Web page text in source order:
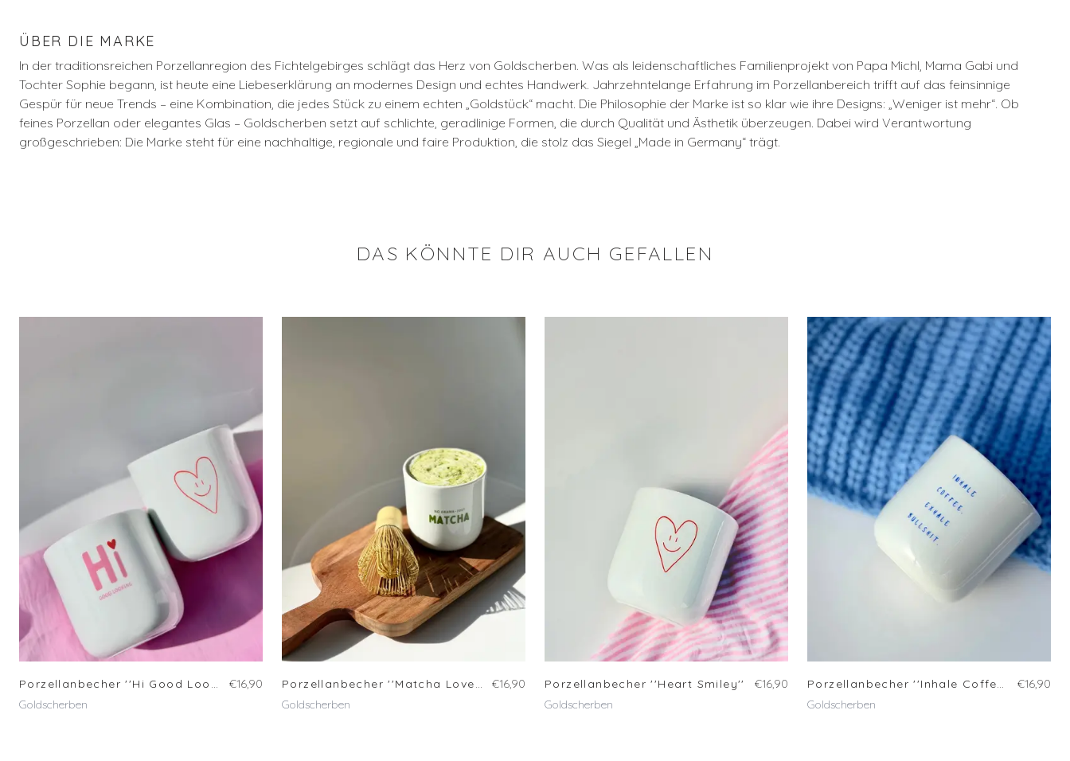
ÜBER DIE MARKE
In der traditionsreichen Porzellanregion des Fichtelgebirges schlägt das Herz von Goldscherben. Was als leidenschaftliches Familienprojekt von Papa Michl, Mama Gabi und
Tochter Sophie begann, ist heute eine Liebeserklärung an modernes Design und echtes Handwerk. Jahrzehntelange Erfahrung im Porzellanbereich trifft auf das feinsinnige
Gespür für neue Trends – eine Kombination, die jedes Stück zu einem echten „Goldstück“ macht. Die Philosophie der Marke ist so klar wie ihre Designs: „Weniger ist mehr“. Ob
feines Porzellan oder elegantes Glas – Goldscherben setzt auf schlichte, geradlinige Formen, die durch Qualität und Ästhetik überzeugen. Dabei wird Verantwortung
großgeschrieben: Die Marke steht für eine nachhaltige, regionale und faire Produktion, die stolz das Siegel „Made in Germany“ trägt.
DAS KÖNNTE DIR AUCH GEFALLEN
Porzellanbecher ''Hi Good Looking''
€16,90
Goldscherben
Porzellanbecher ''Matcha Lover''
€16,90
Goldscherben
Porzellanbecher ''Heart Smiley''
€16,90
Goldscherben
Porzellanbecher ''Inhale Coffee''
€16,90
Goldscherben